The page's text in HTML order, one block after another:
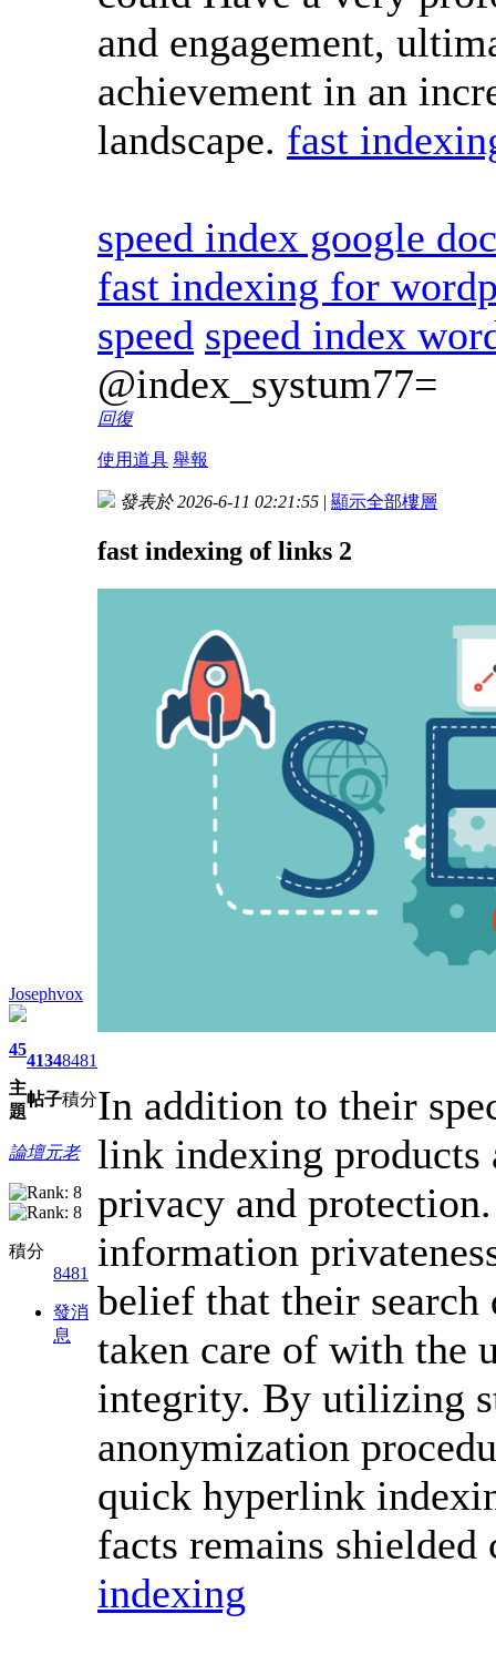
and engagement,
achievement in an
landscape. fast
speed index google
fast indexing for
speed speed index
@index_systum77=
回復
使用道具 舉報
Josephvox
45
主
題
4134
帖子
8481
積分
論壇元老
積分
8481
發消
息
發表於 2026-6-11 02:21:55 | 顯示全部樓層
fast indexing of links 2
In addition to their
link indexing products
privacy and
information
belief that their search
taken care of with the
integrity. By utilizing
anonymization
quick hyperlink
facts remains
indexing